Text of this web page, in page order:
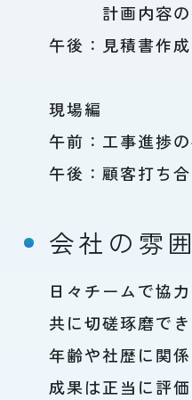
計画内容の
午後：見積書作
現場編
午前：工事進捗
午後：顧客打ち
会社の雰
日々チームで協
共に切磋琢磨で
年齢や社歴に関
成果は正当に評